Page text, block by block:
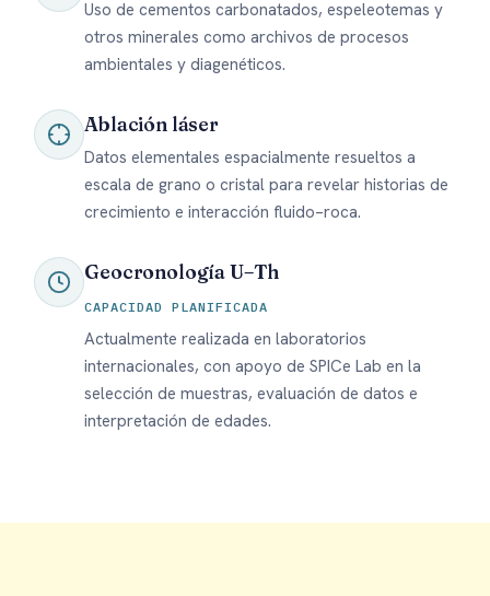
Uso de cementos carbonatados, espeleotemas y
otros minerales como archivos de procesos
ambientales y diagenéticos.
Ablación láser
Datos elementales espacialmente resueltos a
escala de grano o cristal para revelar historias de
crecimiento e interacción fluido–roca.
Geocronología U–Th
CAPACIDAD PLANIFICADA
Actualmente realizada en laboratorios
internacionales, con apoyo de SPICe Lab en la
selección de muestras, evaluación de datos e
interpretación de edades.